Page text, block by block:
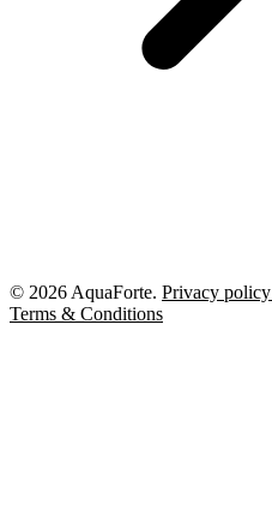
© 2026 AquaForte. Privacy policy
Terms & Conditions